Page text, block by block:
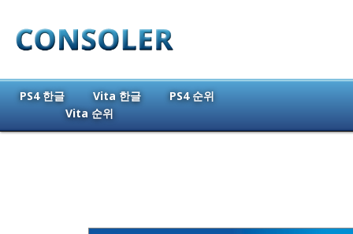
PS4 한글 Vita 한글
PS4 순위
Vita 순위